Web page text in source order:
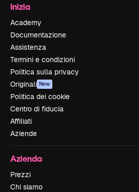
Inizia
Academy
Documentazione
Assistenza
Termini e condizioni
Politica sulla privacy
Originali New
Politica dei cookie
Centro di fiducia
Affiliati
Aziende
Azienda
Prezzi
Chi siamo